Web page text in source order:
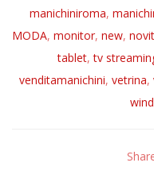
manichiniroma,
MODA, monitor, new,
tablet,tv
venditamanichini, vetrina,